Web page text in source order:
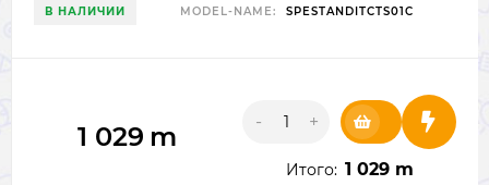
В НАЛИЧИИ MODEL-NAME: SPESTANDITCTS01C
1 029 m - +
Итого: 1 029 m